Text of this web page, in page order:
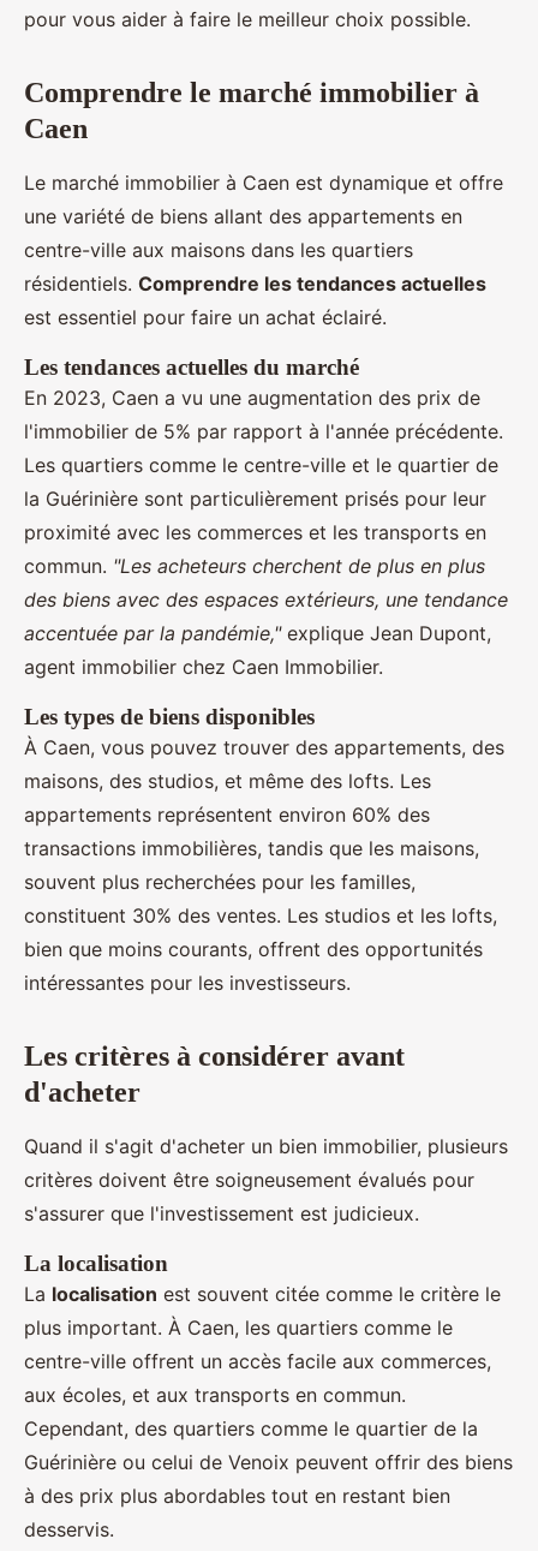
pour vous aider à faire le meilleur choix possible.
Comprendre le marché immobilier à
Caen
Le marché immobilier à Caen est dynamique et offre
une variété de biens allant des appartements en
centre-ville aux maisons dans les quartiers
résidentiels. Comprendre les tendances actuelles
est essentiel pour faire un achat éclairé.
Les tendances actuelles du marché
En 2023, Caen a vu une augmentation des prix de
l'immobilier de 5% par rapport à l'année précédente.
Les quartiers comme le centre-ville et le quartier de
la Guérinière sont particulièrement prisés pour leur
proximité avec les commerces et les transports en
commun. "Les acheteurs cherchent de plus en plus
des biens avec des espaces extérieurs, une tendance
accentuée par la pandémie,"explique Jean Dupont,
agent immobilier chez Caen Immobilier.
Les types de biens disponibles
À Caen, vous pouvez trouver des appartements, des
maisons, des studios, et même des lofts. Les
appartements représentent environ 60% des
transactions immobilières, tandis que les maisons,
souvent plus recherchées pour les familles,
constituent 30% des ventes. Les studios et les lofts,
bien que moins courants, offrent des opportunités
intéressantes pour les investisseurs.
Les critères à considérer avant
d'acheter
Quand il s'agit d'acheter un bien immobilier, plusieurs
critères doivent être soigneusement évalués pour
s'assurer que l'investissement est judicieux.
La localisation
La localisation est souvent citée comme le critère le
plus important. À Caen, les quartiers comme le
centre-ville offrent un accès facile aux commerces,
aux écoles, et aux transports en commun.
Cependant, des quartiers comme le quartier de la
Guérinière ou celui de Venoix peuvent offrir des biens
à des prix plus abordables tout en restant bien
desservis.